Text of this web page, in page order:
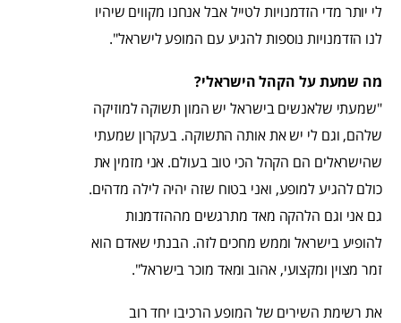
לי יותר מדי הזדמנויות לטייל אבל אנחנו מקווים שיהיו
לנו הזדמנויות נוספות להגיע עם המופע לישראל".
מה שמעת על הקהל הישראלי?
"שמעתי שלאנשים בישראל יש המון תשוקה למוזיקה
שלהם, וגם לי יש את אותה התשוקה. בעקרון שמעתי
שהישראלים הם הקהל הכי טוב בעולם. אני מזמין את
כולם להגיע למופע, ואני בטוח שזה יהיה לילה מדהים.
גם אני וגם הלהקה מאד מתרגשים מההזדמנות
להופיע בישראל וממש מחכים לזה. הבנתי שאדם הוא
זמר מצוין ומקצועי, אהוב ומאד מוכר בישראל".
את רשימת השירים של המופע הרכיבו יחד רוב